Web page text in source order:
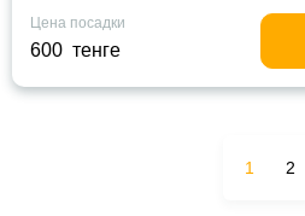
Цена посадки
600 тенге
1 2